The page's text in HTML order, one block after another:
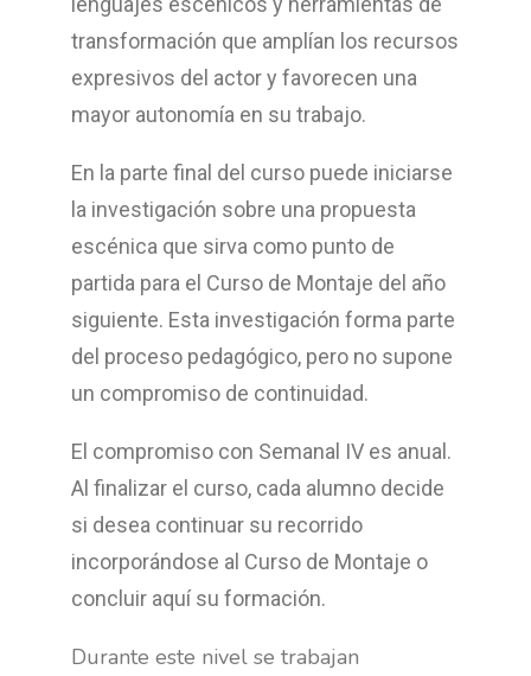
transformación que amplían los recursos
expresivos del actor y favorecen una
mayor autonomía en su trabajo.
En la parte final del curso puede iniciarse
la investigación sobre una propuesta
escénica que sirva como punto de
partida para el Curso de Montaje del año
siguiente. Esta investigación forma parte
del proceso pedagógico, pero no supone
un compromiso de continuidad.
El compromiso con Semanal IV es anual.
Al finalizar el curso, cada alumno decide
si desea continuar su recorrido
incorporándose al Curso de Montaje o
concluir aquí su formación.
Durante este nivel se trabajan